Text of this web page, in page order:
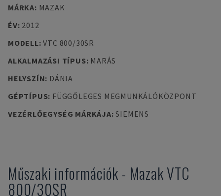
MÁRKA: MAZAK
ÉV: 2012
MODELL:VTC 800/30SR
ALKALMAZÁSI TÍPUS: MARÁS
HELYSZÍN: DÁNIA
GÉPTÍPUS: FÜGGŐLEGES MEGMUNKÁLÓKÖZPONT
VEZÉRLŐEGYSÉG MÁRKÁJA:SIEMENS
Műszaki információk - MazakVTC
800/30SR